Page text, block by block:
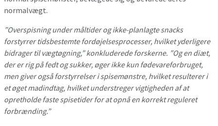
normalvægt.
”Overspisning under måltider og ikke-planlagte snacks
forstyrrer tidsbestemte fordøjelsesprocesser, hvilket yderligere
bidrager til vægtøgning,” konkluderede forskerne. ”Og en diæt,
der er rig på fedt og sukker, øger ikke kun fødevareforbruget,
men giver også forstyrrelser i spisemønstre, hvilket resulterer i
et øget madindtag, hvilket understreger vigtigheden af ​​at
opretholde faste spisetider for at opnå en korrekt reguleret
forbrænding.”